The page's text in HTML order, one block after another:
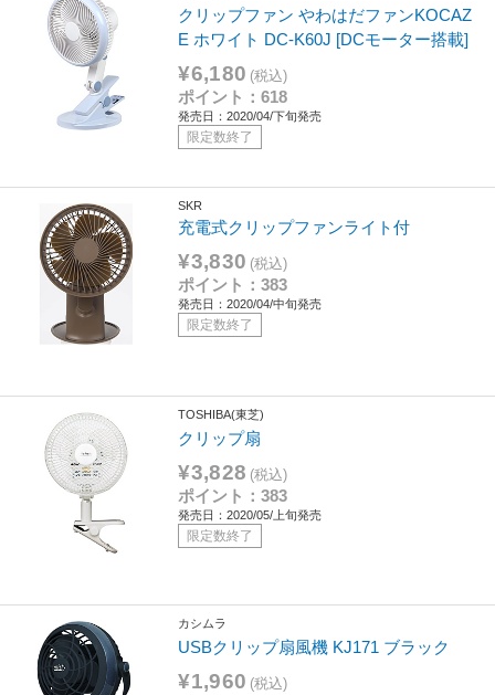
クリップファン やわはだファンKOCAZ
E ホワイト DC-K60J [DCモーター搭載]
¥6,180 (税込)
ポイント：618
発売日：2020/04/下旬発売
限定数終了
SKR
充電式クリップファンライト付
¥3,830 (税込)
ポイント：383
発売日：2020/04/中旬発売
限定数終了
TOSHIBA(東芝)
クリップ扇
¥3,828 (税込)
ポイント：383
発売日：2020/05/上旬発売
限定数終了
カシムラ
USBクリップ扇風機 KJ171 ブラック
¥1,960 (税込)